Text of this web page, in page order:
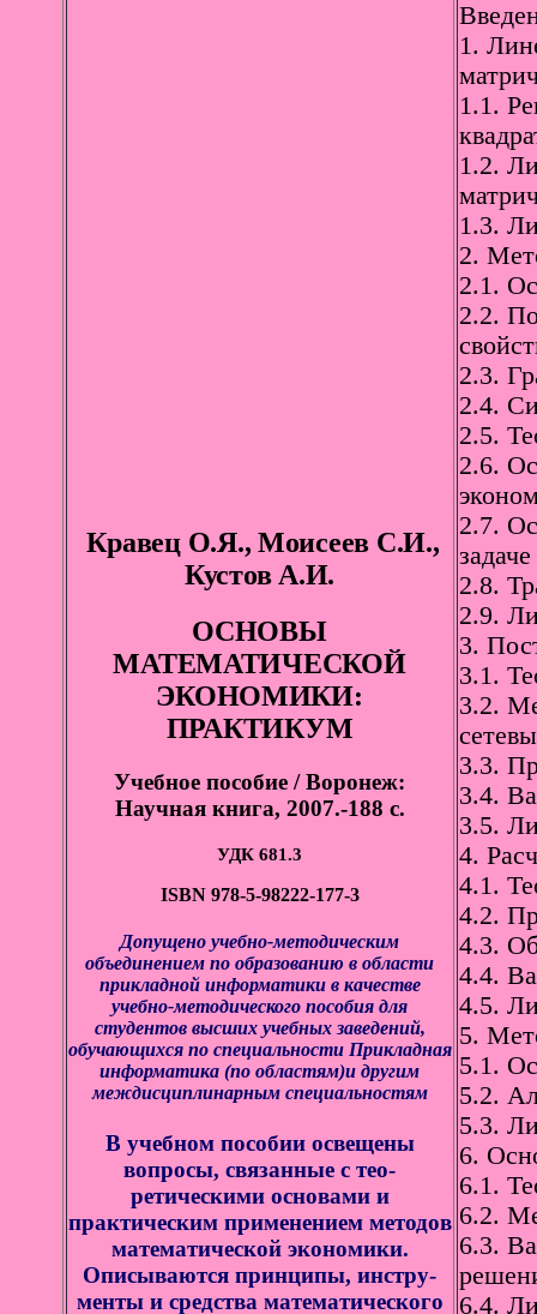
Кравец О.Я., Моисеев С.И.,
Кустов А.И.
ОСНОВЫ
МАТЕМАТИЧЕСКОЙ
ЭКОНОМИКИ:
ПРАКТИКУМ
Учебное пособие / Воронеж:
Научная книга, 2007.-188 с.
УДК 681.3
ISВN 978-5-98222-177-3
Допущено учебно-методическим
объединением по образованию в области
прикладной информатики в качестве
учебно-методического пособия для
студентов высших учебных заведений,
обучающихся по специальности Прикладная
информатика (по областям)и другим
междисциплинарным специальностям
В учебном пособии освещены
вопросы, связанные с тео­
ретическими основами и
практическим применением методов
математической экономики.
Описываются принципы, инстру­
менты и средства математического
1.
1.1.
1.2.
1.3.
2.
2.1.
2.2.
2.3.
2.4.
2.5.
2.6.
2.7.
2.8.
2.9.
3.
3.1.
3.2.
3.3.
3.4.
3.5.
4.
4.1.
4.2.
4.3.
4.4.
4.5.
5.
5.1.
5.2.
5.3.
6.
6.1.
6.2.
6.3.
6.4.